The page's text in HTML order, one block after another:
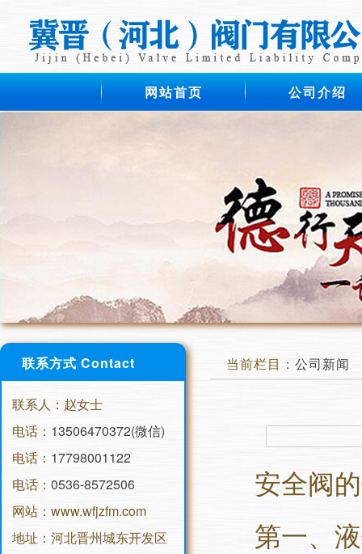
网站首页 公司介绍
联系方式 Contact
联系人：赵女士
电话： 13506470372(微信)
电话： 17798001122
电话： 0536-8572506
网站：www.wfjzfm.com
地址：河北晋州城东开发区
当前栏目： 公司新闻
安全阀
第一、